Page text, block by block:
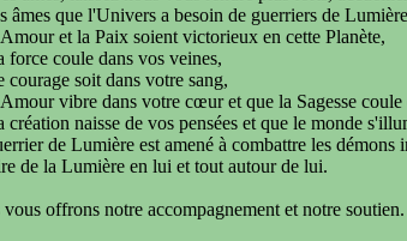
âmes que l'Univers a besoin de guerriers de
et la Paix soient victorieux en cette Planète,
force coule dans vos veines,
courage soit dans votre sang,
vibre dans votre cœur et que la Sagesse coule
création naisse de vos pensées et que le monde
de Lumière est amené à combattre les
de la Lumière en lui et tout autour de lui.
offrons notre accompagnement et notre soutien.